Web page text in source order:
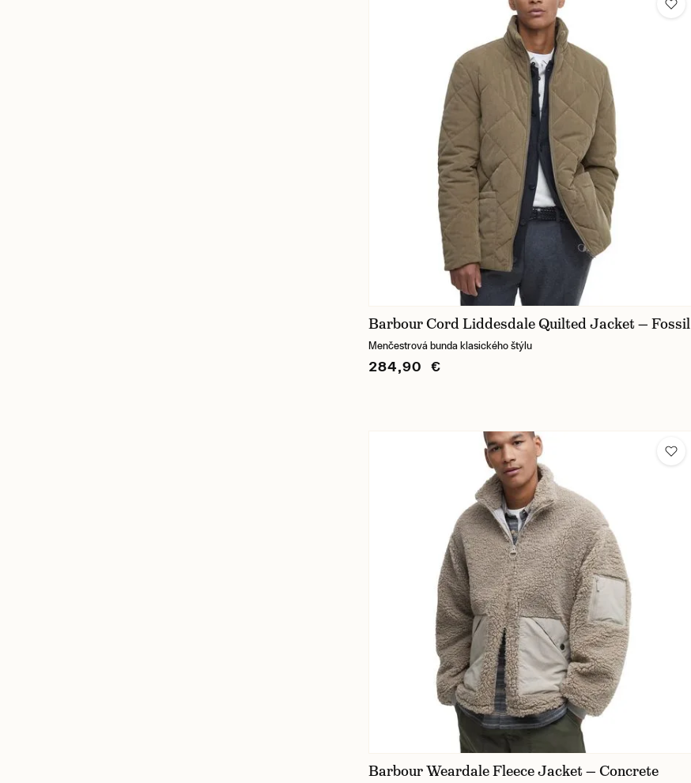
Barbour Cord Liddesdale Quilted Jacket — Fossil
Menčestrová bunda klasického štýlu
284,90 €
Barbour Weardale Fleece Jacket — Concrete